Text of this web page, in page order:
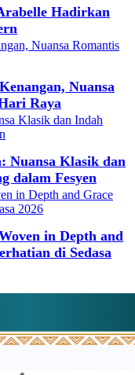
Hadirkan
Nuansa
Raya
Nuansa Klasik dan
dalam Fesyen
in Depth and
di Sedasa